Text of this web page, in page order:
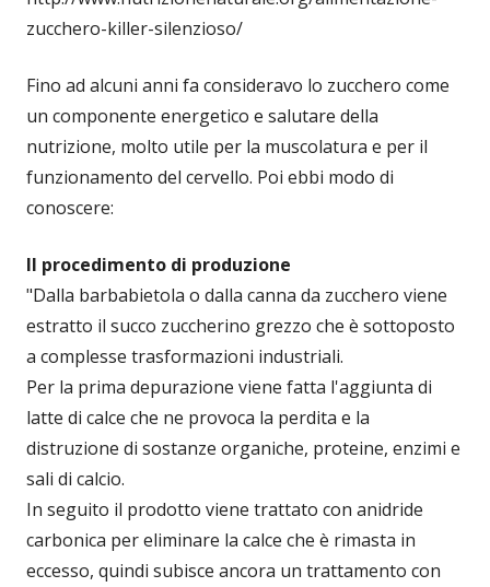
zucchero-killer-silenzioso/
Fino ad alcuni anni fa consideravo lo zucchero come
un componente energetico e salutare della
nutrizione, molto utile per la muscolatura e per il
funzionamento del cervello. Poi ebbi modo di
conoscere:
Il procedimento di produzione
"Dalla barbabietola o dalla canna da zucchero viene
estratto il succo zuccherino grezzo che è sottoposto
a complesse trasformazioni industriali.
Per la prima depurazione viene fatta l'aggiunta di
latte di calce che ne provoca la perdita e la
distruzione di sostanze organiche, proteine, enzimi e
sali di calcio.
In seguito il prodotto viene trattato con anidride
carbonica per eliminare la calce che è rimasta in
eccesso, quindi subisce ancora un trattamento con